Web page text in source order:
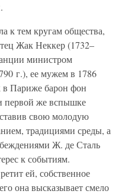
к тем кругам общества,
Жак Неккер (1732–
министром
г.), ее мужем в 1786
в Париже барон фон
первой же вспышке
свою молодую
традициями среды, а
Ж. де Сталь
к событиям.
ей, собственное
она высказывает смело